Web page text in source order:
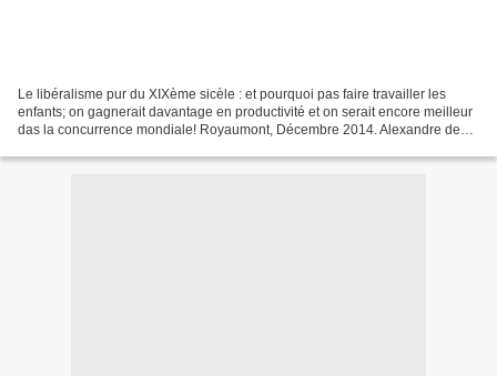
Le libéralisme pur du XIXème sicèle : et pourquoi pas faire travailler les
enfants; on gagnerait davantage en productivité et on serait encore meilleur
das la concurrence mondiale! Royaumont, Décembre 2014. Alexandre de